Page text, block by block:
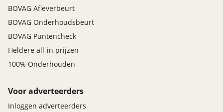
BOVAG Afleverbeurt
BOVAG Onderhoudsbeurt
BOVAG Puntencheck
Heldere all-in prijzen
100% Onderhouden
Voor adverteerders
Inloggen adverteerders